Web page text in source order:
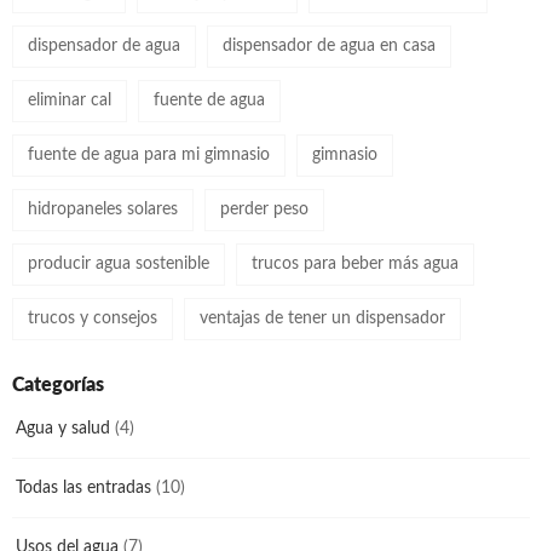
dispensador de agua dispensador de agua en casa
eliminar cal fuente de agua
fuente de agua para mi gimnasio gimnasio
hidropaneles solares perder peso
producir agua sostenible trucos para beber más agua
trucos y consejos ventajas de tener un dispensador
Categorías
Agua y salud (4)
Todas las entradas (10)